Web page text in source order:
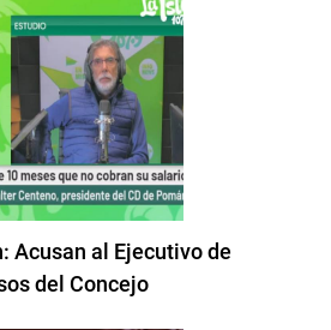
Acusan al Ejecutivo de
del Concejo